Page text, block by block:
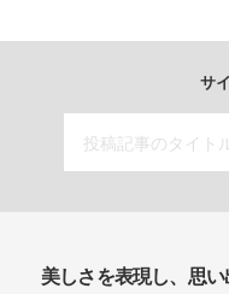
サ
美しさを表現し、思